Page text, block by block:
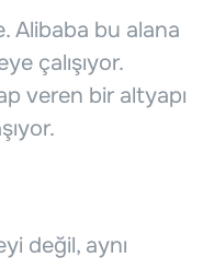
Alibaba bu alana
çalışıyor.
veren bir altyapı
değil, aynı